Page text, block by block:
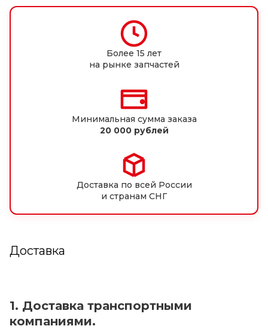
Более 15 лет
на рынке запчастей
Минимальная сумма заказа
20 000 рублей
Доставка по всей России
и странам СНГ
Доставка
1. Доставка транспортными
компаниями.